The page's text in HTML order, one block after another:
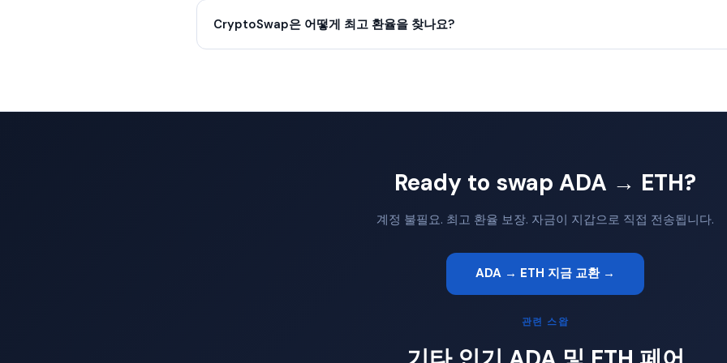
CryptoSwap은 어떻게 최고 환율을 찾나요?
Ready to swap ADA → ETH?
계정 불필요. 최고 환율 보장. 자금이 지갑으로 직접 전송됩니다.
ADA → ETH 지금 교환 →
관련 스왑